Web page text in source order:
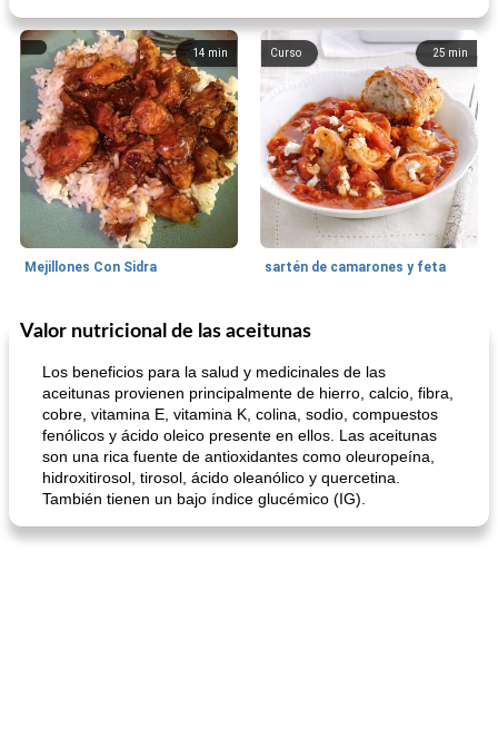
14 min
Mejillones Con Sidra
25 min
Curso
sartén de camarones y feta
80min
Sopas, Guisos Y Chili
sopa de lentejas negras del chef john
Bollos
Bollos de frutas secas bajas en grasa
Valor nutricional de las aceitunas
Los beneficios para la salud y medicinales de las
aceitunas provienen principalmente de hierro, calcio, fibra,
cobre, vitamina E, vitamina K, colina, sodio, compuestos
fenólicos y ácido oleico presente en ellos. Las aceitunas
son una rica fuente de antioxidantes como oleuropeína,
hidroxitirosol, tirosol, ácido oleanólico y quercetina.
También tienen un bajo índice glucémico (IG).